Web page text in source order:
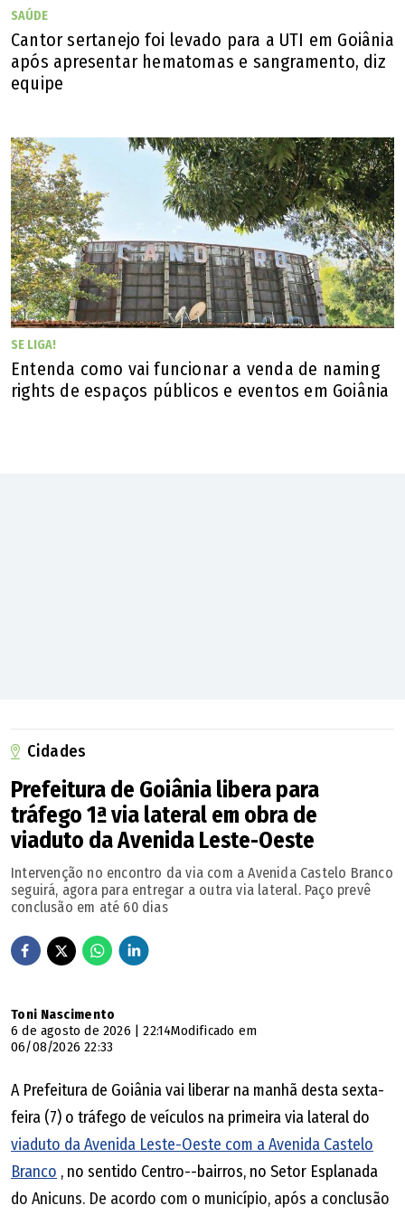
Oséias Varão
Candidato ao Senado pelo PL
federal Gustavo Gayer (PL)?
Acredito na vitória. Minha análise é a seguinte: Ronaldo
Caiado tem uma hegemonia em Goiás, mas ela decorre,
em grande parte, do apoio de bolsonaristas a ele. Essa
de bolsonaristas. A disputa não será entre mim e Gracinha,
mas sim entre os candidatos do governo e os dois
candidatos do PL.
Podcast -O novo episódio do Giro 360 traz análises e
chapas dos quatro principais candidatos ao governo
estadual, segundo a última rodada da pesquisa
Genial/Quaest. O programa já está disponível nas
principais plataformas e trata dos projetos de Daniel
Vilela, Marconi Perillo, Wilder Morais (PL) e Luis Cesar
SAÚDE
Cantor sertanejo foi levado para a UTI em Goiânia
após apresentar hematomas e sangramento, diz
equipe
SE LIGA!
Entenda como vai funcionar a venda de naming
rights de espaços públicos e eventos em Goiânia
Cidades
Prefeitura de Goiânia libera para
tráfego 1ª via lateral em obra de
viaduto da Avenida Leste-Oeste
Intervenção no encontro da via com a Avenida Castelo Branco
seguirá, agora para entregar a outra via lateral. Paço prevê
conclusão em até 60 dias
Toni Nascimento
6 de agosto de 2026 | 22:14Modificado em
06/08/2026 22:33
A Prefeitura de Goiânia vai liberar na manhã desta sexta-
feira (7) o tráfego de veículos na primeira via lateral do
viaduto da Avenida Leste-Oeste com a Avenida Castelo
Branco , no sentido Centro--bairros, no Setor Esplanada
do Anicuns. De acordo com o município, após a conclusão